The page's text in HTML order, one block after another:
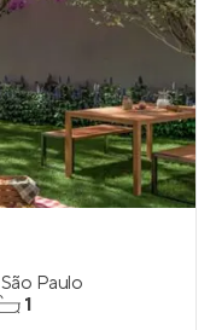
São Paulo
1